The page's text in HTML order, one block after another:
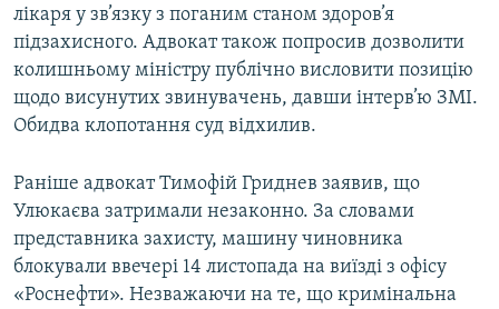
лікаря у зв’язку з поганим станом здоров’я
підзахисного. Адвокат також попросив дозволити
колишньому міністру публічно висловити позицію
щодо висунутих звинувачень, давши інтерв’ю ЗМІ.
Обидва клопотання суд відхилив.
Раніше адвокат Тимофій Гриднев заявив, що
Улюкаєва затримали незаконно. За словами
представника захисту, машину чиновника
блокували ввечері 14 листопада на виїзді з офісу
«Роснефти». Незважаючи на те, що кримінальна